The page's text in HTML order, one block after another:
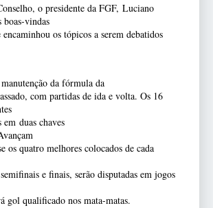
o presidente da FGF, Luciano
boas-vindas
encaminhou os tópicos a serem debatidos
da fórmula da
com partidas de ida e volta. Os 16
duas chaves
os quatro melhores colocados de cada
e finais, serão disputadas em jogos
gol qualificado nos mata-matas.